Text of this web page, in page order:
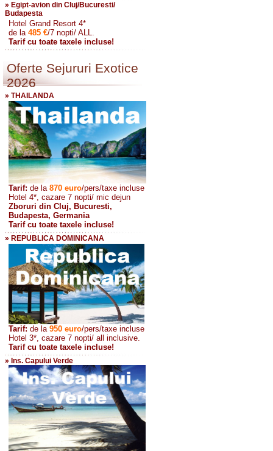
» Egipt-avion din Cluj/Bucuresti/
Budapesta
Hotel Grand Resort 4*
de la485 €/7 nopti/ ALL.
Tarif cu toate taxele incluse!
Oferte Sejururi Exotice
2026
» THAILANDA
Tarif: de la 870 euro/pers/taxe incluse
Hotel 4*, cazare 7 nopti/ mic dejun
Zboruri din Cluj, Bucuresti,
Budapesta, Germania
Tarif cu toate taxele incluse!
» REPUBLICA DOMINICANA
Tarif: de la 950 euro/pers/taxe incluse
Hotel 3*, cazare 7 nopti/ all inclusive.
Tarif cu toate taxele incluse!
» Ins. Capului Verde